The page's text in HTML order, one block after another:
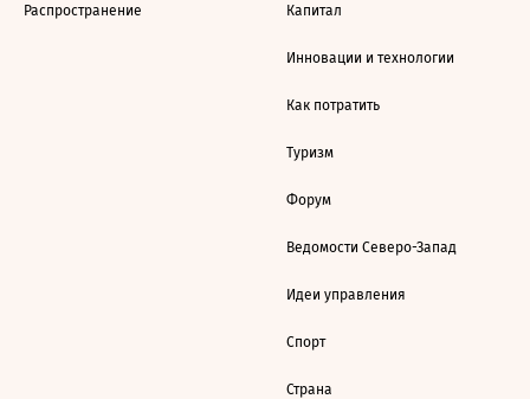
Распространение Капитал
Инновации и технологии
Как потратить
Туризм
Форум
Ведомости Северо-Запад
Идеи управления
Спорт
Страна